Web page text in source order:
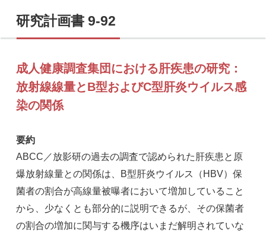
研究計画書 9-92
成人健康調査集団における肝疾患の研究：
放射線線量とB型およびC型肝炎ウイルス感
染の関係
要約
ABCC／放影研の過去の調査で認められた肝疾患と原
爆放射線量との関係は、B型肝炎ウイルス（HBV）保
菌者の割合が高線量被曝者において増加していること
から、少なくとも部分的に説明できるが、その保菌者
の割合の増加に関与する機序はいまだ解明されていな